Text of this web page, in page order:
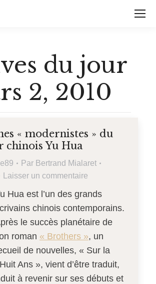
du jour
2, 2010
« modernistes » du
chinois Yu Hua
Par Bertrand Mialaret
Laisser un commentaire
Hua est l’un des grands
chinois contemporains.
le succès planétaire de
roman « Brothers », un
de nouvelles, « Sur la
Ans », vient d’être traduit,
à revenir sur ses débuts et